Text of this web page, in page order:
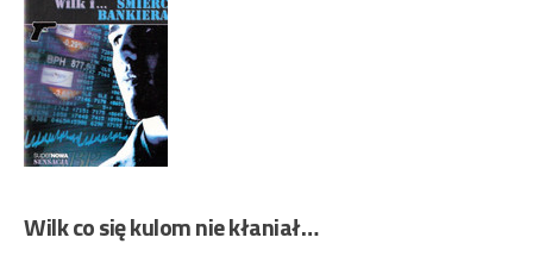
Wilk co się kulom nie kłaniał…